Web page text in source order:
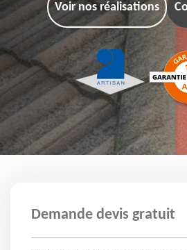
Voir nos réalisations
Demande devis gratuit